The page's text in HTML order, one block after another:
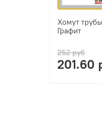
Хомут
Графит
252 руб
201.60